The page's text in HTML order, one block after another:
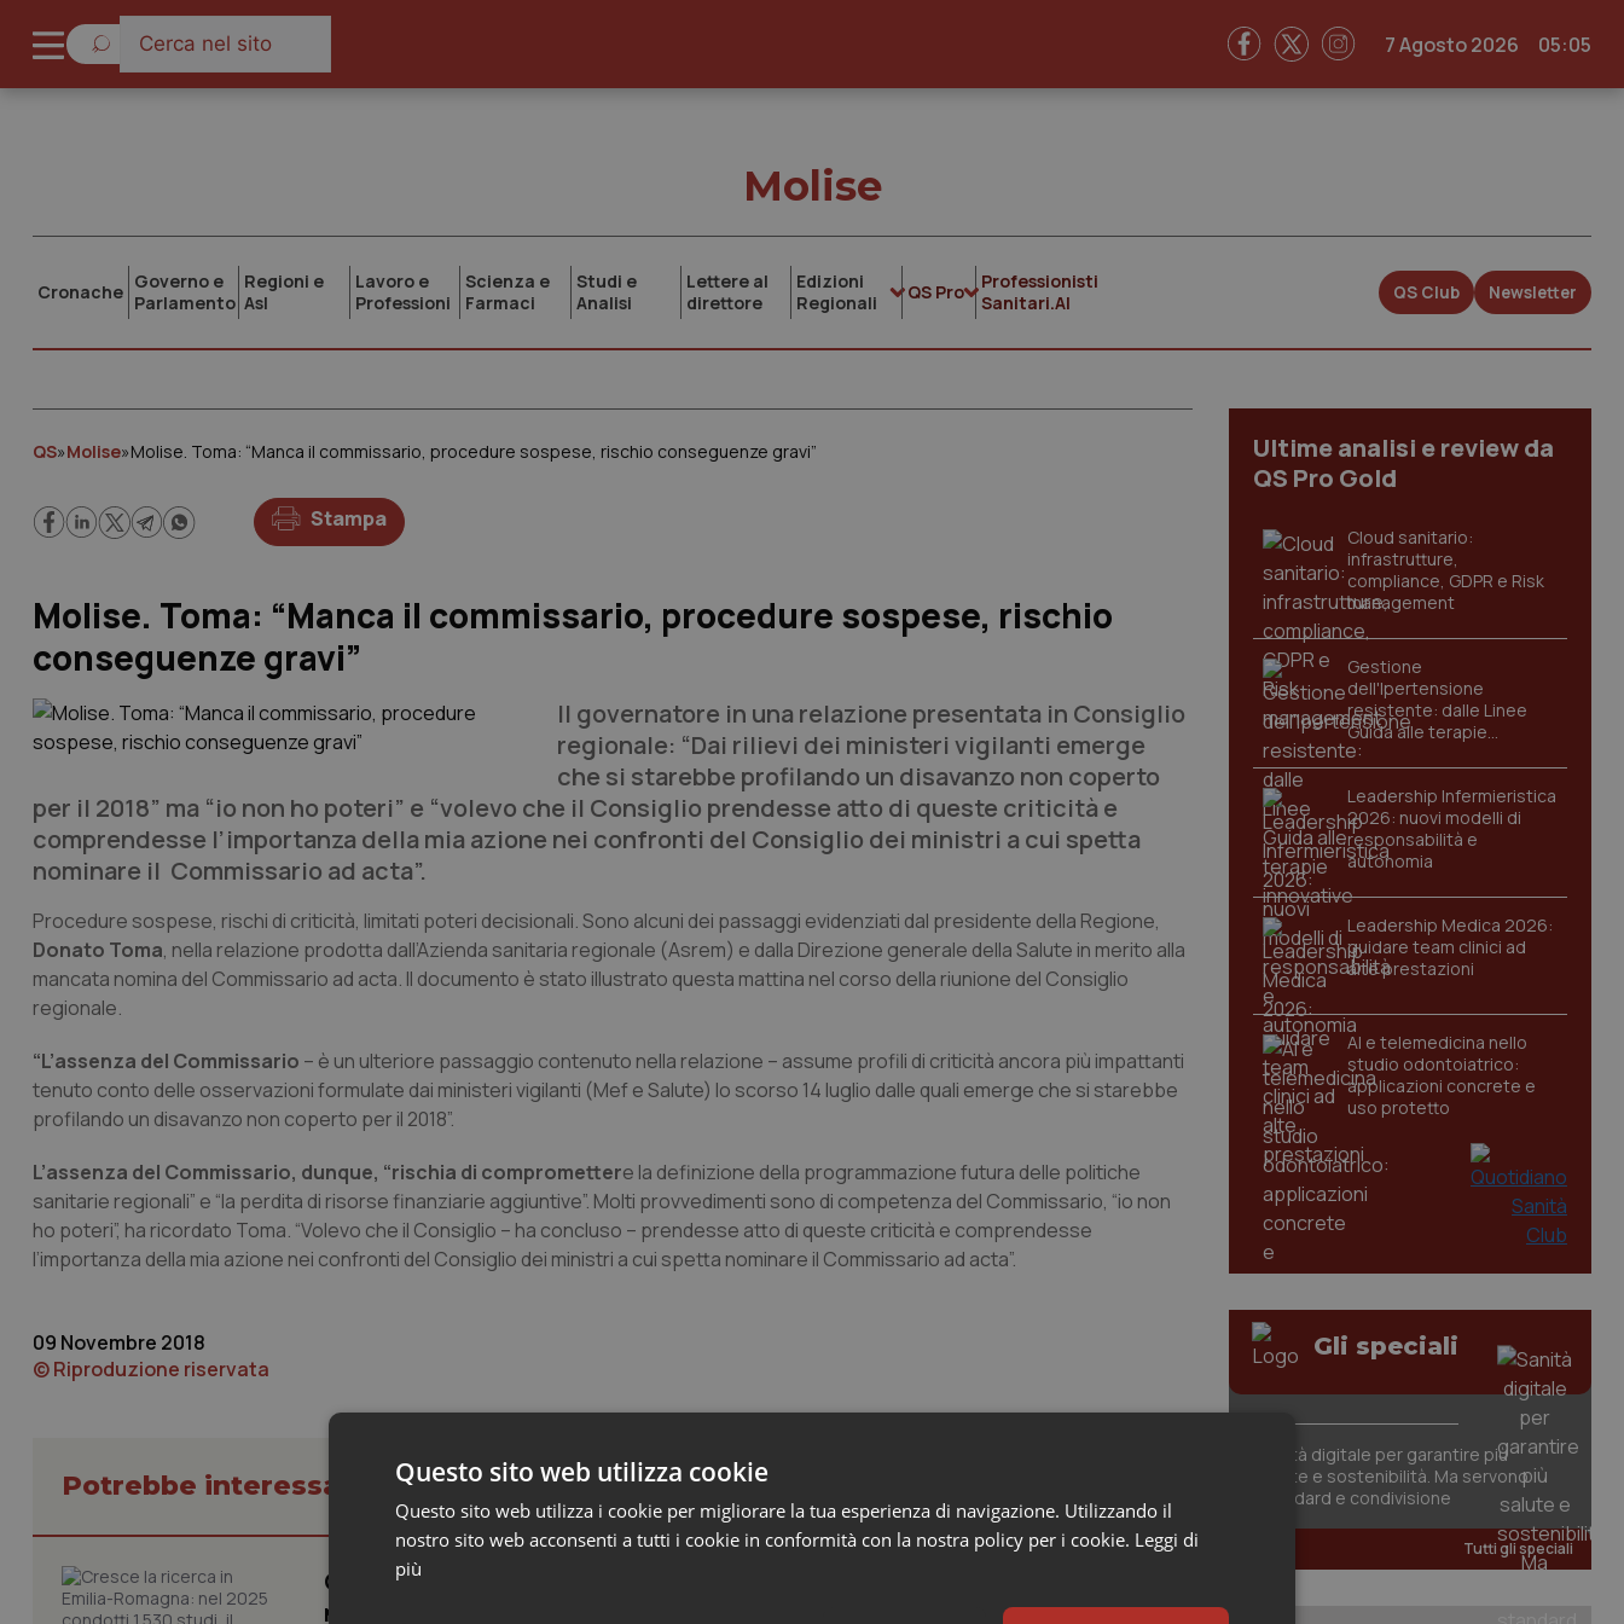
7 Agosto 2026 05:05
Molise
Cronache Governo e
Parlamento
Regioni e
Asl
Lavoro e
Professioni
Scienza e
Farmaci
Studi e
Analisi
Lettere al
direttore
Edizioni
Regionali
QS Pro
Professionisti
Sanitari.AI
QS Club Newsletter
QS»Molise»Molise. Toma: “Manca il commissario, procedure sospese, rischio conseguenze gravi”
Stampa
Molise. Toma: “Manca il commissario, procedure sospese, rischio
conseguenze gravi”
Il governatore in una relazione presentata in Consiglio
regionale: “Dai rilievi dei ministeri vigilanti emerge
che si starebbe profilando un disavanzo non coperto
per il 2018” ma “io non ho poteri” e “volevo che il Consiglio prendesse atto di queste criticità e
comprendesse l’importanza della mia azione nei confronti del Consiglio dei ministri a cui spetta
nominare il Commissario ad acta”.
Procedure sospese, rischi di criticità, limitati poteri decisionali. Sono alcuni dei passaggi evidenziati dal presidente della Regione,
Donato Toma, nella relazione prodotta dall’Azienda sanitaria regionale (Asrem) e dalla Direzione generale della Salute in merito alla
mancata nomina del Commissario ad acta. Il documento è stato illustrato questa mattina nel corso della riunione del Consiglio
regionale.
“L’assenza del Commissario – è un ulteriore passaggio contenuto nella relazione – assume profili di criticità ancora più impattanti
tenuto conto delle osservazioni formulate dai ministeri vigilanti (Mef e Salute) lo scorso 14 luglio dalle quali emerge che si starebbe
profilando un disavanzo non coperto per il 2018”.
L’assenza del Commissario, dunque, “rischia di compromettere la definizione della programmazione futura delle politiche
sanitarie regionali” e “la perdita di risorse finanziarie aggiuntive”. Molti provvedimenti sono di competenza del Commissario, “io non
ho poteri”, ha ricordato Toma. “Volevo che il Consiglio – ha concluso – prendesse atto di queste criticità e comprendesse
l’importanza della mia azione nei confronti del Consiglio dei ministri a cui spetta nominare il Commissario ad acta”.
09 Novembre 2018
© Riproduzione riservata
Potrebbe interessarti in Molise
Cresce la ricerca in Emilia-Romagna: nel 2025 condotti 1.530 studi, il
numero più alto degli ultimi cinque anni
Ultime analisi e review da
QS Pro Gold
Cloud sanitario:
infrastrutture,
compliance, GDPR e Risk
management
Gestione
dell'Ipertensione
resistente: dalle Linee
Guida alle terapie
innovative
Leadership Infermieristica
2026: nuovi modelli di
responsabilità e
autonomia
Leadership Medica 2026:
guidare team clinici ad
alte prestazioni
AI e telemedicina nello
studio odontoiatrico:
applicazioni concrete e
uso protetto
Gli speciali
Sanità digitale per garantire più
salute e sostenibilità. Ma servono
standard e condivisione
Tutti gli speciali
Questo sito web utilizza cookie
Questo sito web utilizza i cookie per migliorare la tua esperienza di navigazione. Utilizzando il
nostro sito web acconsenti a tutti i cookie in conformità con la nostra policy per i cookie. Leggi di
più